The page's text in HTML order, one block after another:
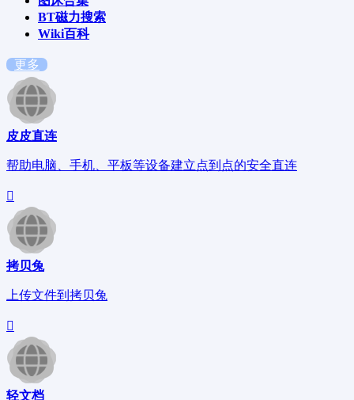
BT磁力搜索
Wiki百科
更多
皮皮直连
帮助电脑、手机、平板等设备建立点到点的安全直连
拷贝兔
上传文件到拷贝兔
轻文档